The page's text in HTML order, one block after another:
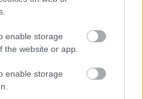
enable storage
the website or app.
enable storage
és más rovarok
a virágporzást és így a